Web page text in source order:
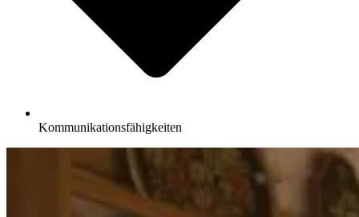
Kommunikationsfähigkeiten